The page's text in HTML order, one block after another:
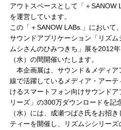
アウトスペースとして「＋SANOW
を運営しています。
この「＋SANOW LABs.」において
サウンドアプリケーション「リズ
ムシさんのひみつきち」展を2012
（水） の間開催いたします。
本企画展は、サウンド＆メディア
線で活躍しているメディア・アーテ
けるスマートフォン向けサウンド
リーズ」の300万ダウンロードを記
（水）には、成瀬つばさ氏をお招
ティーを開催し、リズムシシリー